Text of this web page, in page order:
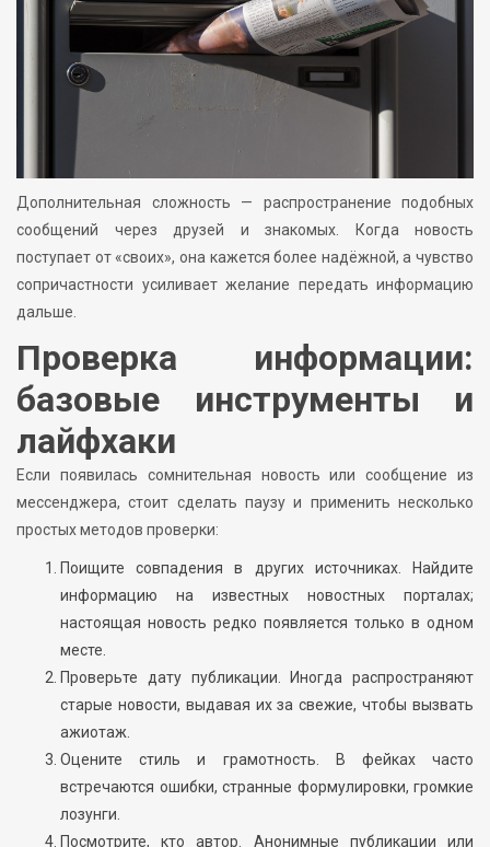
Дополнительная сложность — распространение подобных
сообщений через друзей и знакомых. Когда новость
поступает от «своих», она кажется более надёжной, а чувство
сопричастности усиливает желание передать информацию
дальше.
Проверка информации:
базовые инструменты и
лайфхаки
Если появилась сомнительная новость или сообщение из
мессенджера, стоит сделать паузу и применить несколько
простых методов проверки:
Поищите совпадения в других источниках. Найдите
информацию на известных новостных порталах;
настоящая новость редко появляется только в одном
месте.
Проверьте дату публикации. Иногда распространяют
старые новости, выдавая их за свежие, чтобы вызвать
ажиотаж.
Оцените стиль и грамотность. В фейках часто
встречаются ошибки, странные формулировки, громкие
лозунги.
Посмотрите, кто автор. Анонимные публикации или